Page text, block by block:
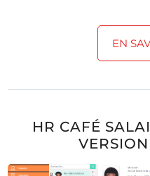
EN
HR CAFÉ